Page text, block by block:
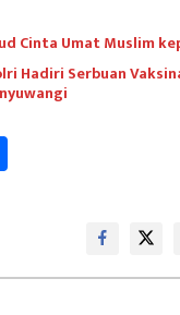
Cinta Umat Muslim
Hadiri Serbuan